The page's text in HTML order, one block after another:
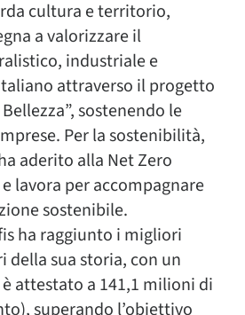
cultura e territorio,
a valorizzare il
industriale e
attraverso il progetto
sostenendo le
Per la sostenibilità,
aderito alla Net Zero
lavora per accompagnare
sostenibile.
ha raggiunto i migliori
sua storia, con un
attestato a 141,1 milioni di
superando l’obiettivo